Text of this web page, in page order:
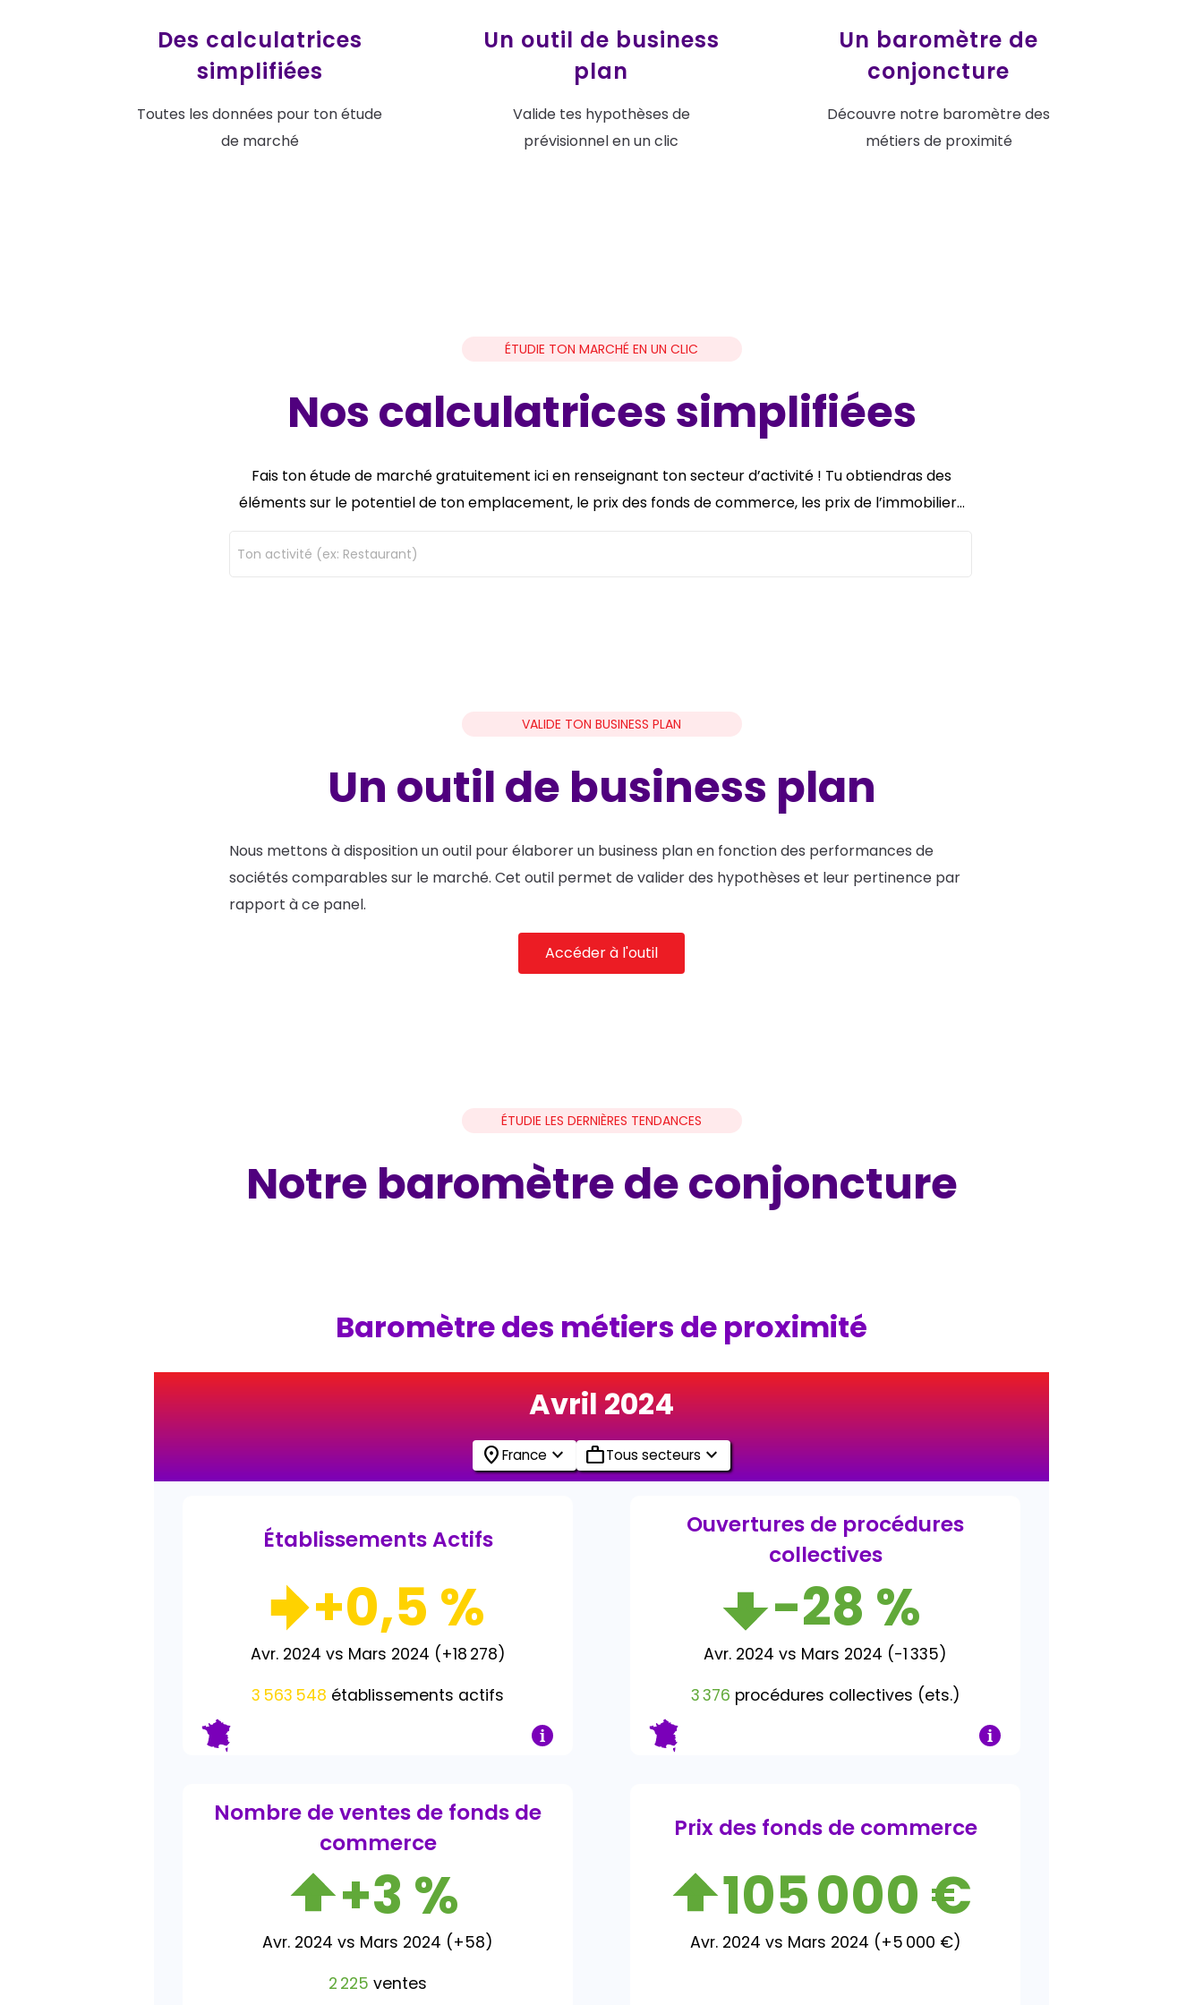
Des calculatrices
simplifiées
Toutes les données pour ton étude
de marché
Un outil de business
plan
Valide tes hypothèses de
prévisionnel en un clic
Un baromètre de
conjoncture
Découvre notre baromètre des
métiers de proximité
ÉTUDIE TON MARCHÉ EN UN CLIC
Nos calculatrices simplifiées
Fais ton étude de marché gratuitement ici en renseignant ton secteur d’activité ! Tu obtiendras des
éléments sur le potentiel de ton emplacement, le prix des fonds de commerce, les prix de l’immobilier…
Ton activité (ex: Restaurant)
VALIDE TON BUSINESS PLAN
Un outil de business plan
Nous mettons à disposition un outil pour élaborer un business plan en fonction des performances de
sociétés comparables sur le marché. Cet outil permet de valider des hypothèses et leur pertinence par
rapport à ce panel.
Accéder à l'outil
ÉTUDIE LES DERNIÈRES TENDANCES
Notre baromètre de conjoncture